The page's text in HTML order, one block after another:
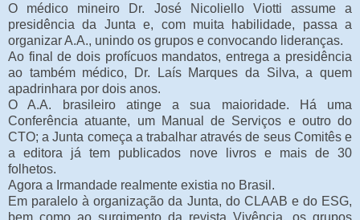
O médico mineiro Dr. José Nicoliello Viotti assume a
presidência da Junta e, com muita habilidade, passa a
organizar A.A., unindo os grupos e convocando lideranças.
Ao final de dois profícuos mandatos, entrega a presidência
ao também médico, Dr. Laís Marques da Silva, a quem
apadrinhara por dois anos.
O A.A. brasileiro atinge a sua maioridade. Há uma
Conferência atuante, um Manual de Serviços e outro do
CTO; a Junta começa a trabalhar através de seus Comitês e
a editora já tem publicados nove livros e mais de 30
folhetos.
Agora a Irmandade realmente existia no Brasil.
Em paralelo à organização da Junta, do CLAAB e do ESG,
bem como ao surgimento da revista Vivência, os grupos